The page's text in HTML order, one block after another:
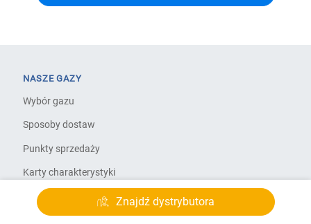
Znajdź dystrybutora
NASZE GAZY
Wybór gazu
Sposoby dostaw
Punkty sprzedaży
Karty charakterystyki
NASZE ROZWIĄZANIA